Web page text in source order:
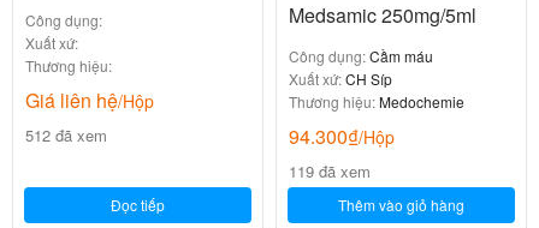
Công dụng:
Xuất xứ:
Thương hiệu:
Giá liên hệ/Hộp
512 đã xem
Đọc tiếp
Medsamic 250mg/5ml
Công dụng:Cầm máu
Xuất xứ:CH Síp
Thương hiệu:Medochemie
94.300₫/Hộp
119 đã xem
Thêm vào giỏ hàng